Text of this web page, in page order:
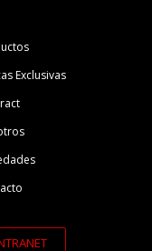
Exclusivas